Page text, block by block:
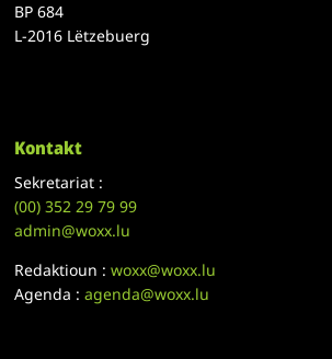
BP 684
L-2016 Lëtzebuerg
Kontakt
Sekretariat :
(00)352 29 79 99
admin@woxx.lu
Redaktioun :woxx@woxx.lu
Agenda :agenda@woxx.lu